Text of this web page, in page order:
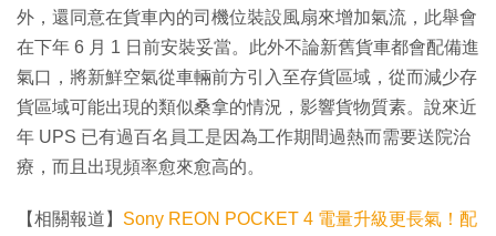
外，還同意在貨車內的司機位裝設風扇來增加氣流，此舉會
在下年 6 月 1 日前安裝妥當。此外不論新舊貨車都會配備進
氣口，將新鮮空氣從車輛前方引入至存貨區域，從而減少存
貨區域可能出現的類似桑拿的情況，影響貨物質素。說來近
年 UPS 已有過百名員工是因為工作期間過熱而需要送院治
療，而且出現頻率愈來愈高的。
【相關報道】 Sony REON POCKET 4 電量升級更長氣！配